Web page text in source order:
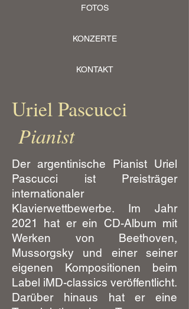
FOTOS
KONZERTE
KONTAKT
Uriel Pascucci
Pianist
Der argentinische Pianist Uriel
Pascucci ist Preisträger
internationaler
Klavierwettbewerbe. Im Jahr
2021 hat er ein CD-Album mit
Werken von Beethoven,
Mussorgsky und einer seiner
eigenen Kompositionen beim
Label iMD-classics veröffentlicht.
Darüber hinaus hat er eine